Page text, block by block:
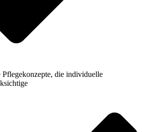
Pflegekonzepte, die individuelle